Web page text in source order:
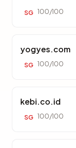
SG 100/100
yogyes.com
SG 100/100
kebi.co.id
SG 100/100